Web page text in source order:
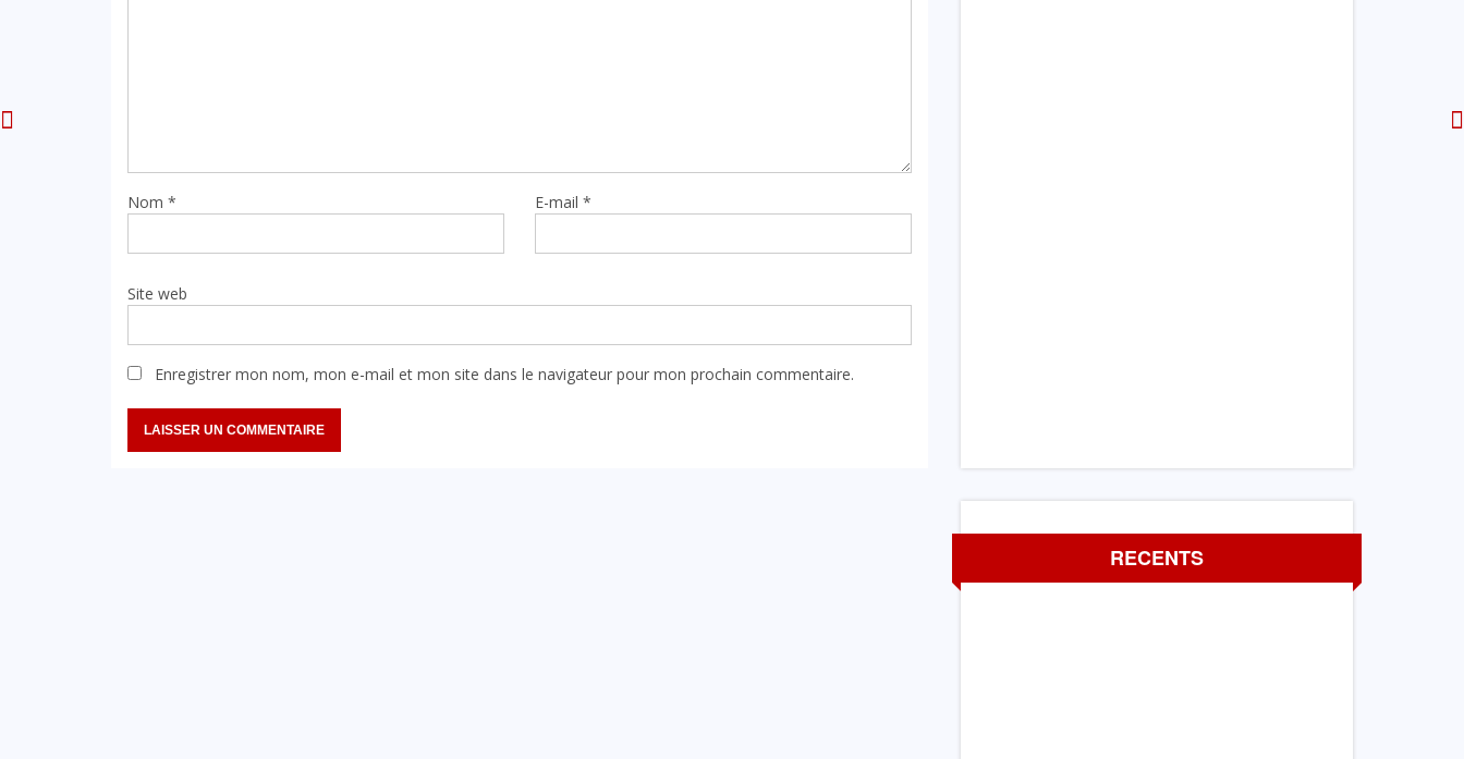
Nom * E-mail*
Site web
Enregistrer mon nom, mon e-mail et mon site dans le navigateur pour mon prochain commentaire.
RECENTS